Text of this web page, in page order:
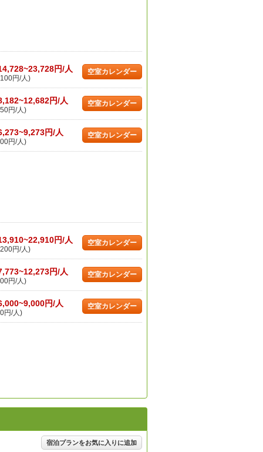
円/人
円/人)
空室カレンダー
円/人
円/人)
空室カレンダー
円/人
円/人)
空室カレンダー
円/人
円/人)
空室カレンダー
円/人
円/人)
空室カレンダー
円/人
円/人)
空室カレンダー
宿泊プランをお気に入りに追加